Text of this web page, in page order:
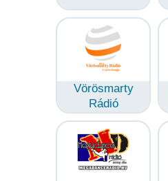
Vörösmarty
Rádió